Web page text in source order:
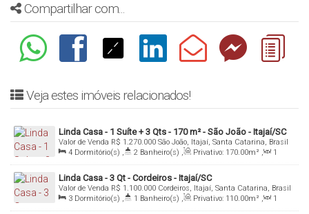
Compartilhar com...
Veja estes imóveis relacionados!
Linda Casa - 1 Suíte + 3 Qts - 170 m² - São João - Itajaí/SC
R$ 1.270.000
Valor de Venda
São João, Itajaí, Santa Catarina, Brasil
4 Dormitório(s) , 2 Banheiro(s) , Privativo: 170.00m² ,
1
Sala(s) , 1 Suíte(s) , Total: 460.00m² , 1 Vaga(s) ,
Útil:
170
.00 m²
Linda Casa - 3 Qt - Cordeiros - Itajaí/SC
R$ 1.100.000
Valor de Venda
Cordeiros, Itajaí, Santa Catarina, Brasil
3 Dormitório(s) , 1 Banheiro(s) , Privativo: 110.00m² ,
1
Sala(s) , Total: 308.00m² , 8 Vaga(s) , Útil: 110.00m² ,